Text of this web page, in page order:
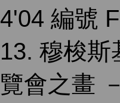
4'04 編號
13. 穆梭斯
覽會之畫